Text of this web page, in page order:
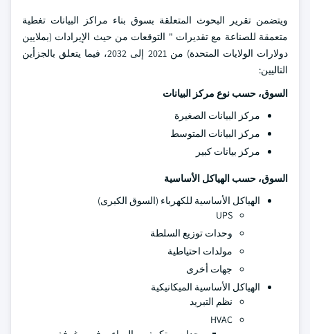
ويتضمن تقرير البحوث المتعلقة بسوق بناء مراكز البيانات تغطية
متعمقة للصناعة مع تقديرات " التوقعات من حيث الإيرادات (بملايين
دولارات الولايات المتحدة) من 2021 إلى 2032، فيما يتعلق بالجزأين
التاليين:
السوق، حسب نوع مركز البيانات
مركز البيانات الصغيرة
مركز البيانات المتوسط
مركز بيانات كبير
السوق، حسب الهياكل الأساسية
الهياكل الأساسية للكهرباء (السوق الكبرى)
UPS
وحدات توزيع السلطة
مولدات احتياطية
جهات أخرى
الهياكل الأساسية الميكانيكية
نظم التبريد
HVAC